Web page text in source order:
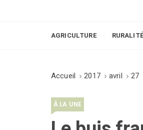
AGRICULTURE RURALITÉ
Accueil 2017 avril 27
À LA UNE